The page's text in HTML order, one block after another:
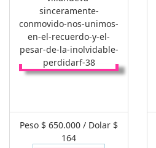
Peso $ 650.000 / Dolar $
164